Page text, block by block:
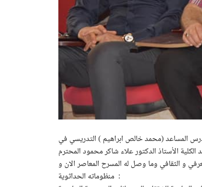
المساعد (محمد خالص ابراهيم ) التدريسي في
و الثقافي وما وصل له المسرح المعاصر الان و
منظوماته الحداثوية :